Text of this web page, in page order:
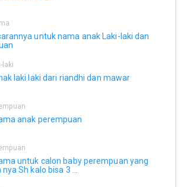
untuk nama anak Laki-laki dan
laki
laki laki dari riandhi dan mawar
anak perempuan
untuk calon baby perempuan yang
Sh kalo bisa 3 ...